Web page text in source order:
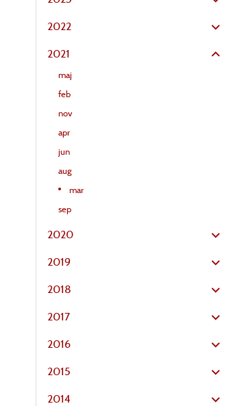
2022
2021
maj
feb
nov
apr
jun
aug
mar
sep
2020
2019
2018
2017
2016
2015
2014